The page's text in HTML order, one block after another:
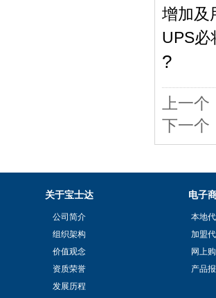
增加及
UPS必
?
上一个
下一个
关于宝士达
公司简介
组织架构
价值观念
资质荣誉
发展历程
电子
本地
加盟
网上
产品